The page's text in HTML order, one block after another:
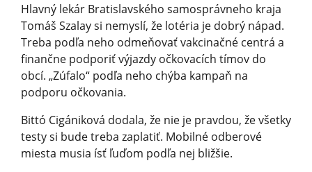
Hlavný lekár Bratislavského samosprávneho kraja
Tomáš Szalay si nemyslí, že lotéria je dobrý nápad.
Treba podľa neho odmeňovať vakcinačné centrá a
finančne podporiť výjazdy očkovacích tímov do
obcí. „Zúfalo“ podľa neho chýba kampaň na
podporu očkovania.
Bittó Cigániková dodala, že nie je pravdou, že všetky
testy si bude treba zaplatiť. Mobilné odberové
miesta musia ísť ľuďom podľa nej bližšie.